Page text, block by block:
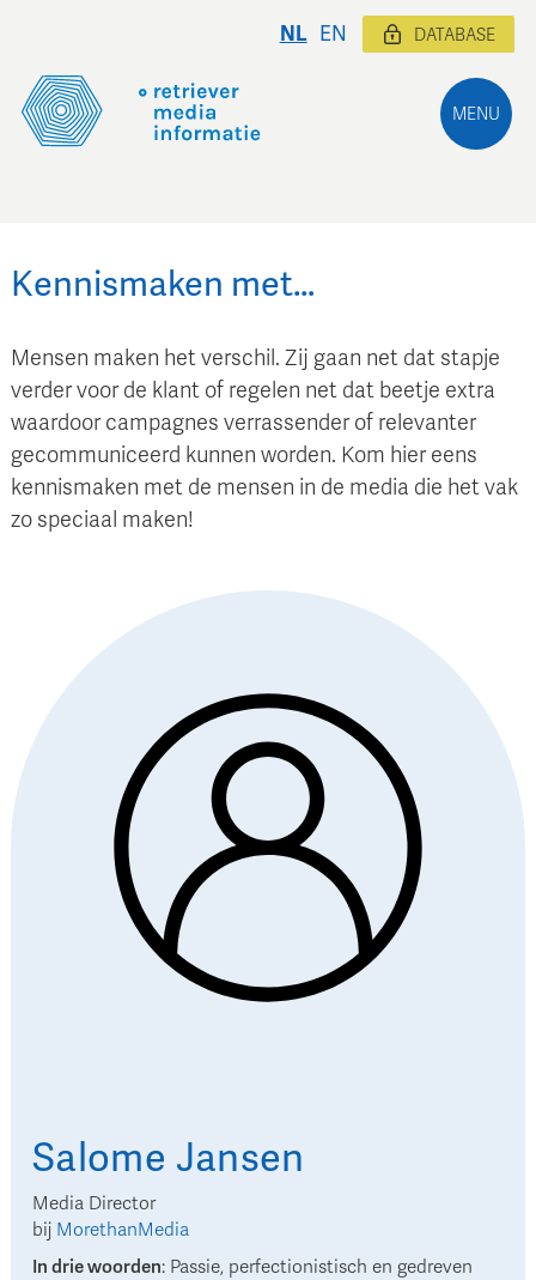
MENU
NL EN DATABASE
Kennismaken met…
Mensen maken het verschil. Zij gaan net dat stapje
verder voor de klant of regelen net dat beetje extra
waardoor campagnes verrassender of relevanter
gecommuniceerd kunnen worden. Kom hier eens
kennismaken met de mensen in de media die het vak
zo speciaal maken!
Salome Jansen
Media Director
bij MorethanMedia
In drie woorden: Passie, perfectionistisch en gedreven